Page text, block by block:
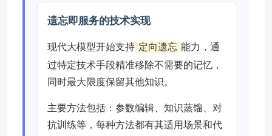
遗忘即服务的技术实现
现代大模型开始支持 定向遗忘 能力，通
过特定技术手段精准移除不需要的记忆，
同时最大限度保留其他知识。
主要方法包括：参数编辑、知识蒸馏、对
抗训练等，每种方法都有其适用场景和代